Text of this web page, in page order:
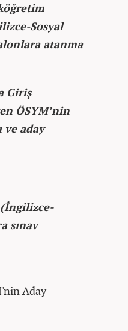
Sosyal
atanma
Giriş
ÖSYM’nin
ve aday
(İngilizce-
sınav
Aday